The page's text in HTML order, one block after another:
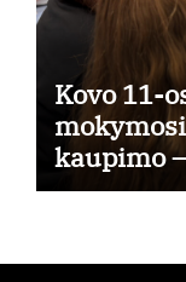
Kovo 11-
kaupimo
taikymo